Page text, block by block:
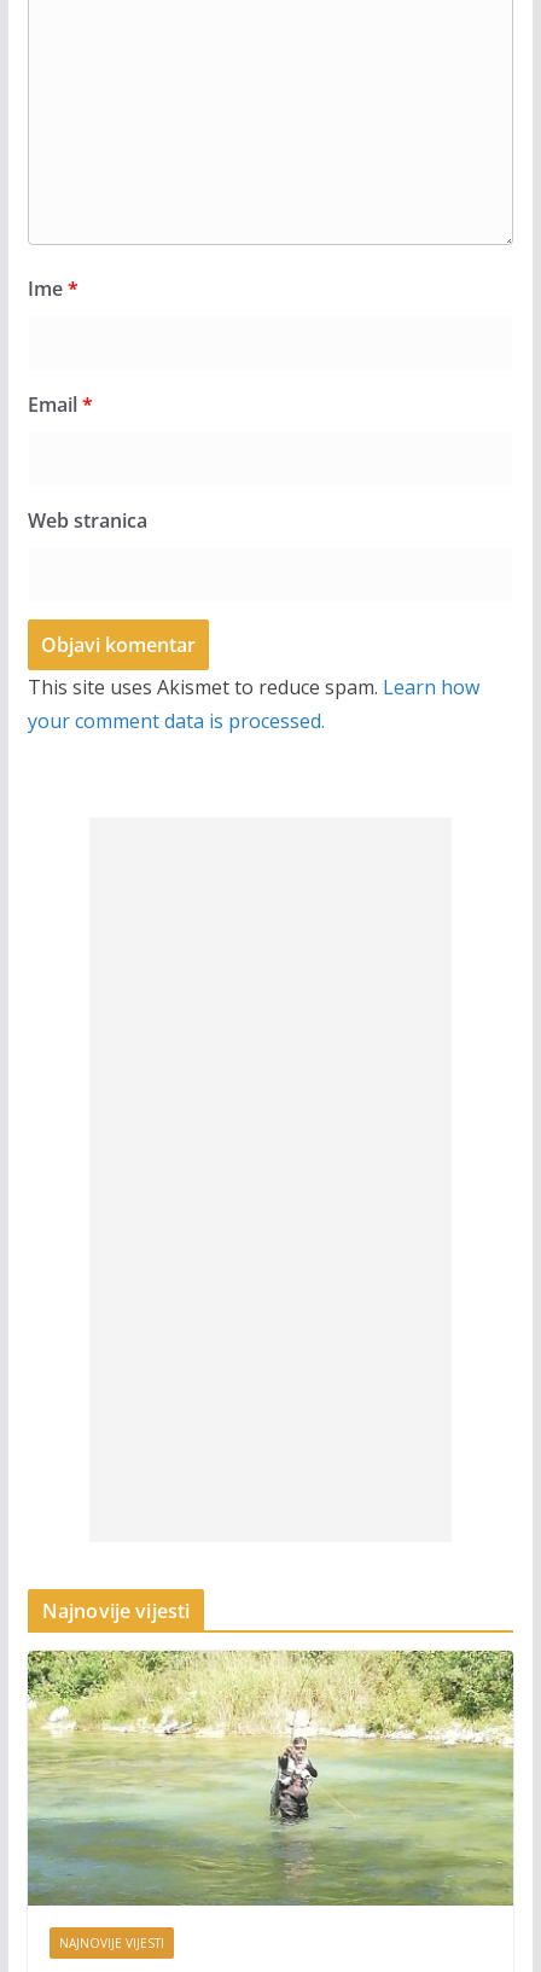
Ime*
Email*
Web stranica
This site uses Akismet to reduce spam. Learn how
your comment data is processed.
Najnovije vijesti
NAJNOVIJE VIJESTI